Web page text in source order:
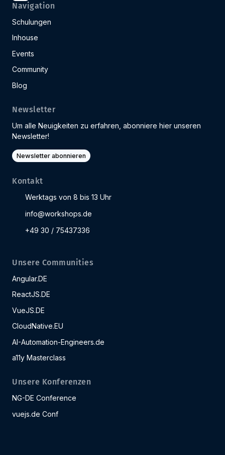
Navigation
Schulungen
Inhouse
Events
Community
Blog
Newsletter
Um alle Neuigkeiten zu erfahren, abonniere hier unseren
Newsletter!
Newsletter abonnieren
Kontakt
Werktags von 8 bis 13 Uhr
info@workshops.de
+49 30 / 75437336
Unsere Communities
Angular.DE
ReactJS.DE
VueJS.DE
CloudNative.EU
AI-Automation-Engineers.de
a11y Masterclass
Unsere Konferenzen
NG-DE Conference
vuejs.de Conf